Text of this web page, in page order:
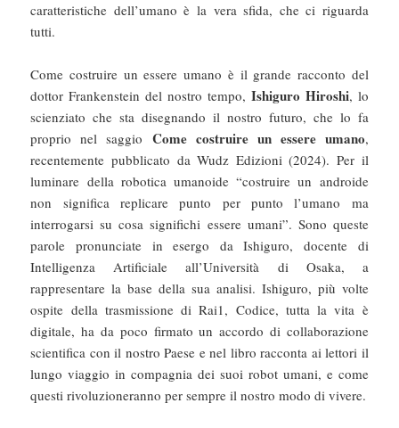
caratteristiche dell’umano è la vera sfida, che ci riguarda
tutti.
Come costruire un essere umano è il grande racconto del
dottor Frankenstein del nostro tempo, Ishiguro Hiroshi, lo
scienziato che sta disegnando il nostro futuro, che lo fa
proprio nel saggio Come costruire un essere umano,
recentemente pubblicato da Wudz Edizioni (2024). Per il
luminare della robotica umanoide “costruire un androide
non significa replicare punto per punto l’umano ma
interrogarsi su cosa significhi essere umani”. Sono queste
parole pronunciate in esergo da Ishiguro, docente di
Intelligenza Artificiale all’Università di Osaka, a
rappresentare la base della sua analisi. Ishiguro, più volte
ospite della trasmissione di Rai1, Codice, tutta la vita è
digitale, ha da poco firmato un accordo di collaborazione
scientifica con il nostro Paese e nel libro racconta ai lettori il
lungo viaggio in compagnia dei suoi robot umani, e come
questi rivoluzioneranno per sempre il nostro modo di vivere.